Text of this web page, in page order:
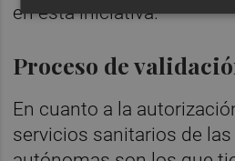
en esta iniciativa.
Proceso de
En cuanto a la
servicios sanitarios de